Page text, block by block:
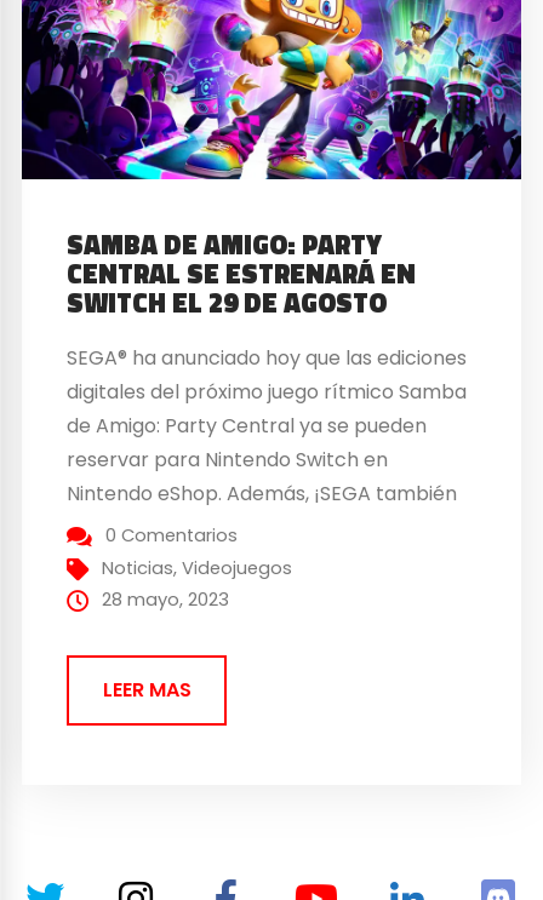
SAMBA DE AMIGO: PARTY
CENTRAL SE ESTRENARÁ EN
SWITCH EL 29 DE AGOSTO
SEGA®️ ha anunciado hoy que las ediciones
digitales del próximo juego rítmico Samba
de Amigo: Party Central ya se pueden
reservar para Nintendo Switch en
Nintendo eShop. Además, ¡SEGA también
ha revelado que Samba de Amigo: Party
Central se lanzará oficialmente para
Nintendo Switch en Occidente el 29 de
0 Comentarios
Noticias,Videojuegos
28 mayo, 2023
LEER MAS